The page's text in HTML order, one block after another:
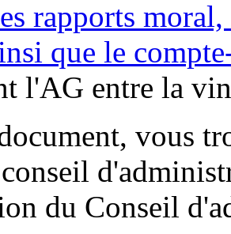
rapports
que le
l'AG entre la
vous
du Conseil